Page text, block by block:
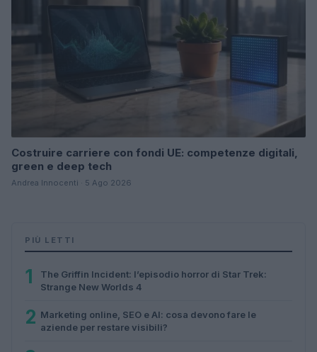
Costruire carriere con fondi UE: competenze digitali,
green e deep tech
Andrea Innocenti · 5 Ago 2026
PIÙ LETTI
1
The Griffin Incident: l’episodio horror di Star Trek:
Strange New Worlds 4
2 Marketing online, SEO e AI: cosa devono fare le
aziende per restare visibili?